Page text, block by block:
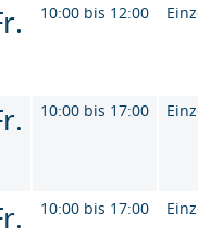
10:00 bis 12:00
10:00 bis 17:00
10:00 bis 17:00